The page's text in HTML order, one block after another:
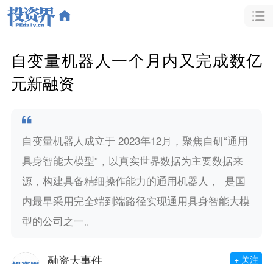
自变量机器人一个月内又完成数亿
元新融资
自变量机器人成立于 2023年12月，聚焦自研“通用
具身智能大模型”，以真实世界数据为主要数据来
源，构建具备精细操作能力的通用机器人， 是国
内最早采用完全端到端路径实现通用具身智能大模
型的公司之一。
融资大事件 + 关注